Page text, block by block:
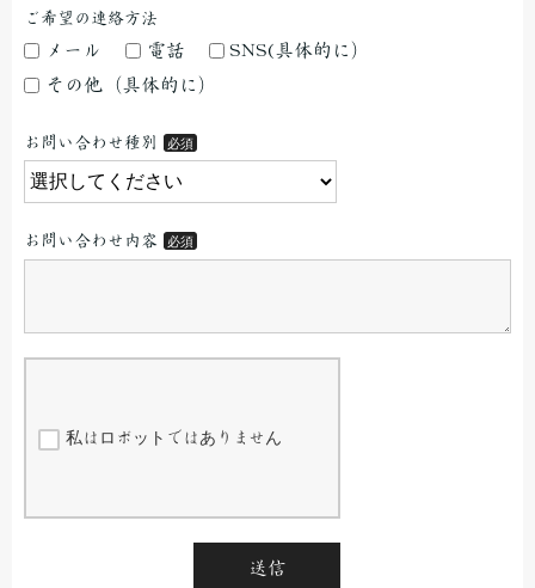
ご希望の連絡方法
メール 電話
SNS(具体的に）
その他（具体的に）
お問い合わせ種別
お問い合わせ内容
私はロボットではありません
送信